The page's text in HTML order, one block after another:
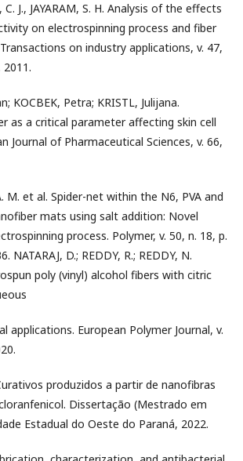
J., JAYARAM, S. H. Analysis of the effects
on electrospinning process and fiber
on industry applications, v. 47,
2011.
KOCBEK, Petra; KRISTL, Julijana.
as a critical parameter affecting skin cell
Journal of Pharmaceutical Sciences, v. 66,
M. et al. Spider-net within the N6, PVA and
mats using salt addition: Novel
process. Polymer, v. 50, n. 18, p.
NATARAJ, D.; REDDY, R.; REDDY, N.
poly (vinyl) alcohol fibers with citric
applications. European Polymer Journal, v.
produzidos a partir de nanofibras
Dissertação (Mestrado em
Estadual do Oeste do Paraná, 2022.